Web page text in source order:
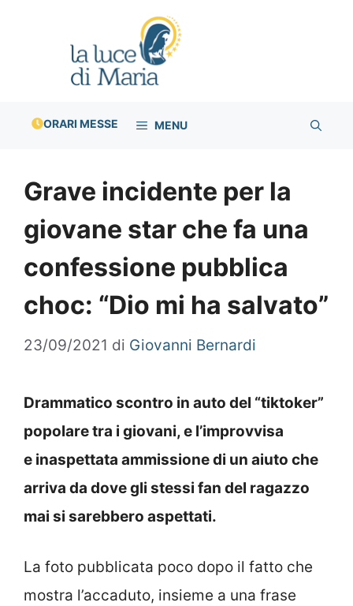
ORARI MESSE MENU
Grave incidente per la
giovane star che fa una
confessione pubblica
choc: “Dio mi ha salvato”
23/09/2021 di Giovanni Bernardi
Drammatico scontro in auto del “tiktoker”
popolare tra i giovani, e l’improvvisa
e inaspettata ammissione di un aiuto che
arriva da dove gli stessi fan del ragazzo
mai si sarebbero aspettati.
La foto pubblicata poco dopo il fatto che
mostra l’accaduto, insieme a una frase